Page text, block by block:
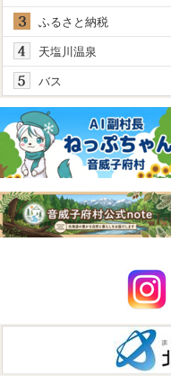
ふるさと納税
天塩川温泉
バス